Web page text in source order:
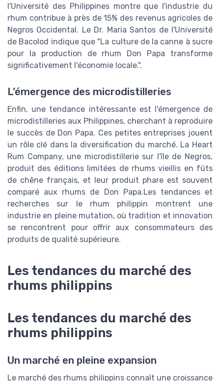
l'Université des Philippines montre que l'industrie du
rhum contribue à près de 15% des revenus agricoles de
Negros Occidental. Le Dr. Maria Santos de l'Université
de Bacolod indique que "La culture de la canne à sucre
pour la production de rhum Don Papa transforme
significativement l'économie locale.".
L’émergence des microdistilleries
Enfin, une tendance intéressante est l'émergence de
microdistilleries aux Philippines, cherchant à reproduire
le succès de Don Papa. Ces petites entreprises jouent
un rôle clé dans la diversification du marché. La Heart
Rum Company, une microdistillerie sur l'île de Negros,
produit des éditions limitées de rhums vieillis en fûts
de chêne français, et leur produit phare est souvent
comparé aux rhums de Don Papa.Les tendances et
recherches sur le rhum philippin montrent une
industrie en pleine mutation, où tradition et innovation
se rencontrent pour offrir aux consommateurs des
produits de qualité supérieure.
Les tendances du marché des
rhums philippins
Les tendances du marché des
rhums philippins
Un marché en pleine expansion
Le marché des rhums philippins connaît une croissance